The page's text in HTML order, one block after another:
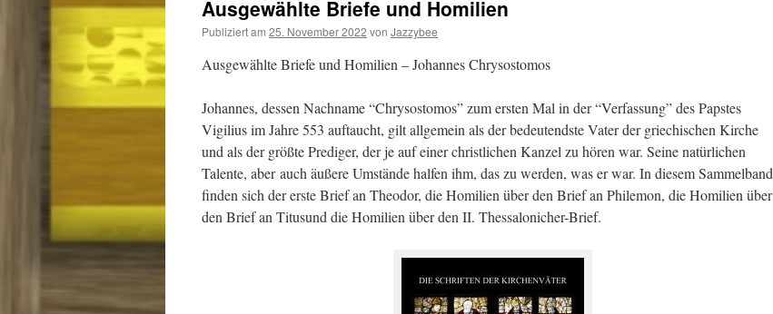
Ausgewählte Briefe und Homilien
Publiziert am 25. November 2022 von Jazzybee
Ausgewählte Briefe und Homilien – Johannes Chrysostomos
Johannes, dessen Nachname “Chrysostomos” zum ersten Mal in der “Verfassung” des Papstes
Vigilius im Jahre 553 auftaucht, gilt allgemein als der bedeutendste Vater der griechischen Kirche
und als der größte Prediger, der je auf einer christlichen Kanzel zu hören war. Seine natürlichen
Talente, aberauch äußere Umstände halfen ihm, das zu werden, was er war. In diesem Sammelband
finden sich der erste Brief an Theodor, die Homilien über den Brief an Philemon, die Homilien über
den Brief an Titusund die Homilien über den II. Thessalonicher-Brief.